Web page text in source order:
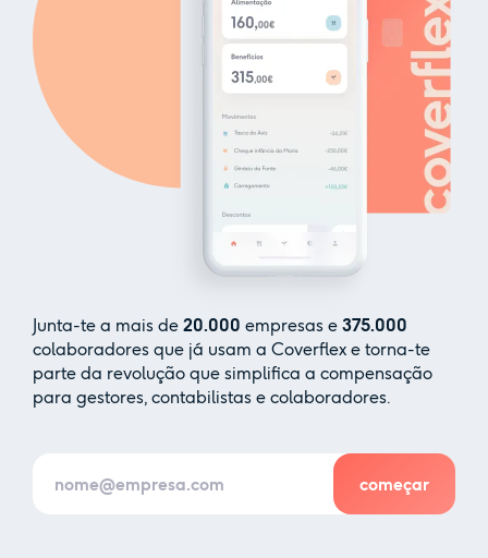
Junta-te a mais de 20.000 empresas e 375.000
colaboradores que já usam a Coverflex e torna-te
parte da revolução que simplifica a compensação
para gestores, contabilistas e colaboradores.